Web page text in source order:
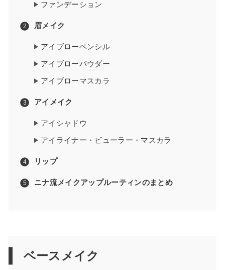
ファンデーション
眉メイク
アイブローペンシル
アイブローパウダー
アイブローマスカラ
アイメイク
アイシャドウ
アイライナー・ビューラー・マスカラ
リップ
ニナ流メイクアップルーティンのまとめ
ベースメイク